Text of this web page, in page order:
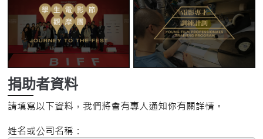
捐助者資料
請填寫以下資料，我們將會有專人通知你有關詳情。
姓名或公司名稱：